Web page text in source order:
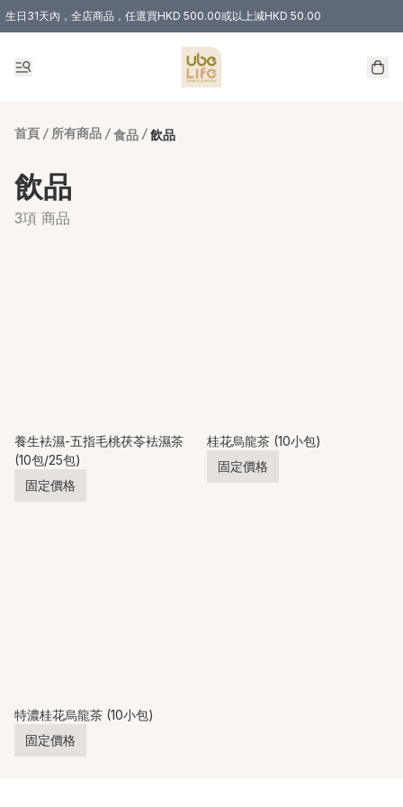
生日31天內，全店商品，任選買HKD 500.00或以上減HKD 50.00
購物滿 HKD 300.00即享免運費優惠！（適用於 特定的送貨方式 )
首頁 / 所有商品 / 食品 / 飲品
飲品
3項 商品
養生袪濕-五指毛桃茯苓袪濕茶
(10包/25包)
固定價格
桂花烏龍茶 (10小包)
固定價格
特濃桂花烏龍茶 (10小包)
固定價格